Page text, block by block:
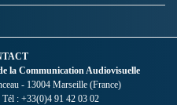
la Communication Audiovisuelle
- 13004 Marseille (France)
| Tél : +33(0)4 91 42 03 02